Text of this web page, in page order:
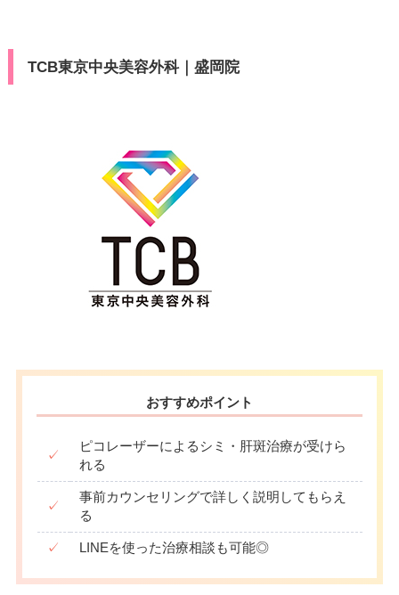
TCB東京中央美容外科｜盛岡院
おすすめポイント
✓
ピコレーザーによるシミ・肝斑治療が受けら
れる
✓
事前カウンセリングで詳しく説明してもらえ
る
✓ LINEを使った治療相談も可能◎